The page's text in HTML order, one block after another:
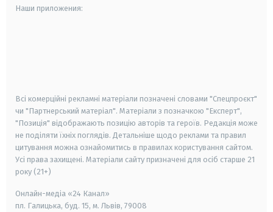
Наши приложения:
Всі комерційні рекламні матеріали позначені словами "Спецпроєкт"
чи "Партнерський матеріал". Матеріали з позначкою "Експерт",
"Позиція" відображають позицію авторів та героїв. Редакція може
не поділяти їхніх поглядів. Детальніше щодо реклами та правил
цитування можна ознайомитись в правилах користування сайтом.
Усі права захищені. Матеріали сайту призначені для осіб старше 21
року (21+)
Онлайн-медіа «24 Канал»
пл. Галицька, буд. 15, м. Львів, 79008